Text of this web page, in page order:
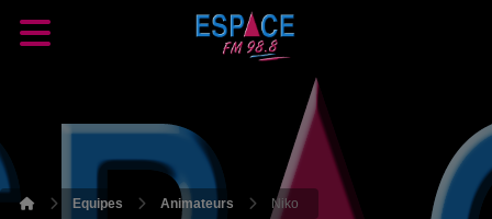
Equipes Animateurs Niko